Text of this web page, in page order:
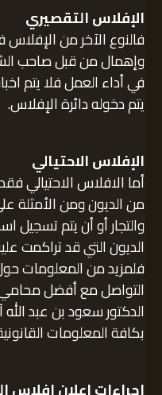
الإفلاس التقصيري
فالنوع الآخر من
وإهمال من قبل صاحب
في أداء العمل فلا يتم
يتم دخوله دائرة الإفلاس.
الإفلاس الاحتيالي
أما الافلاس الاحتيالي
من الديون ومن الأمثلة
والتجار أو أن يتم
الديون التي قد تراكمت
فلمزيد من المعلومات
التواصل مع أفضل
الدكتور سعود بن عبد
بكافة المعلومات